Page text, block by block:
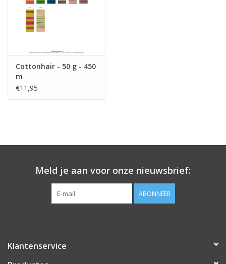
Cottonhair - 50 g - 450
m
€11,95
Meld je aan voor onze nieuwsbrief:
ABONNEER
Klantenservice